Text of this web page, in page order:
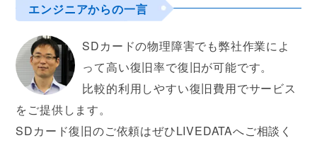
エンジニアからの一言
SDカードの物理障害でも弊社作業によ
って高い復旧率で復旧が可能です。
比較的利用しやすい復旧費用でサービス
をご提供します。
SDカード復旧のご依頼はぜひLIVEDATAへご相談く